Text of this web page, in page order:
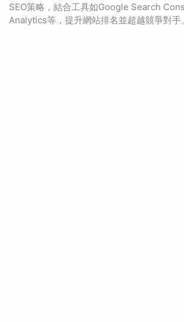
SEO策略，結合工具如Google Search
Analytics等，提升網站排名並超越競爭對手。